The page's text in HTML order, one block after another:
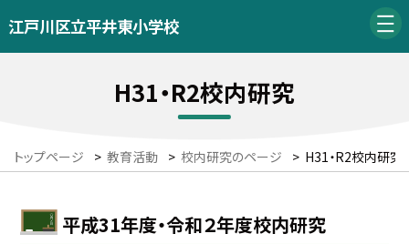
江戸川区立平井東小学校
H31・R2校内研究
トップページ > 教育活動 > 校内研究のページ > H31・R2校内研究
平成31年度・令和２年度校内研究